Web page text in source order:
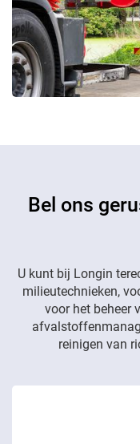
Bel ons
U kunt bij Longin
milieutechnieken,
voor het beheer
reinigen van